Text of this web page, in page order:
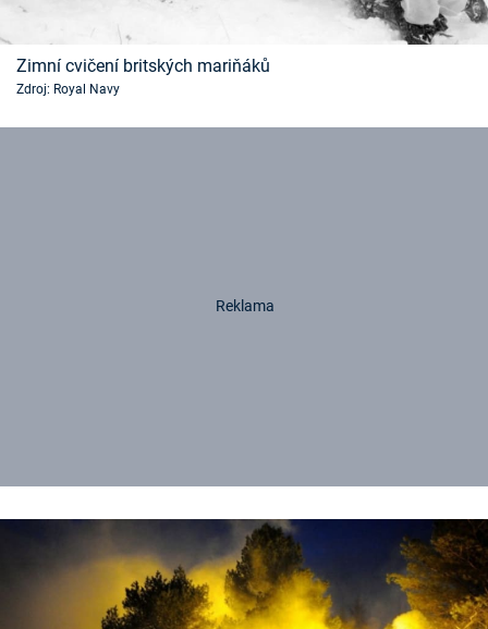
Zimní cvičení britských mariňáků
Zdroj: Royal Navy